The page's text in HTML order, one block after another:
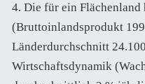
4. Die für ein
(Bruttoinlandsprodukt
Länderdurchschnitt
Wirtschaftsdynamik